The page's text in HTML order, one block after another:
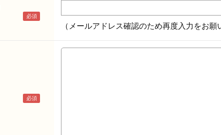
（メールアドレス確認のため再度入力をお願